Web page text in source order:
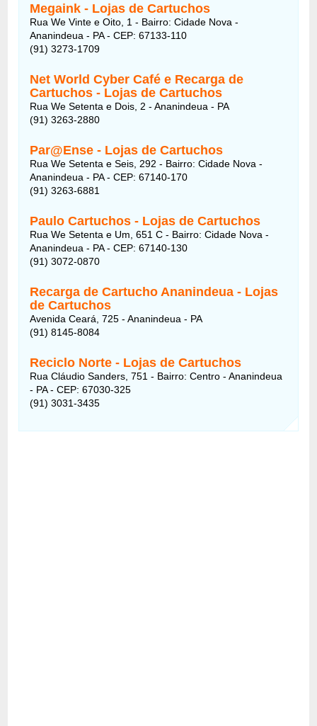
Megaink - Lojas de Cartuchos
Rua We Vinte e Oito, 1 - Bairro: Cidade Nova -
Ananindeua - PA - CEP: 67133-110
(91) 3273-1709
Net World Cyber Café e Recarga de
Cartuchos - Lojas de Cartuchos
Rua We Setenta e Dois, 2 - Ananindeua - PA
(91) 3263-2880
Par@Ense - Lojas de Cartuchos
Rua We Setenta e Seis, 292 - Bairro: Cidade Nova -
Ananindeua - PA - CEP: 67140-170
(91) 3263-6881
Paulo Cartuchos - Lojas de Cartuchos
Rua We Setenta e Um, 651 C - Bairro: Cidade Nova -
Ananindeua - PA - CEP: 67140-130
(91) 3072-0870
Recarga de Cartucho Ananindeua - Lojas
de Cartuchos
Avenida Ceará, 725 - Ananindeua - PA
(91) 8145-8084
Reciclo Norte - Lojas de Cartuchos
Rua Cláudio Sanders, 751 - Bairro: Centro - Ananindeua
- PA - CEP: 67030-325
(91) 3031-3435